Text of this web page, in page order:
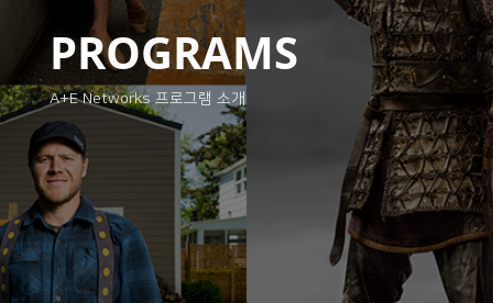
PROGRAMS
A+E Networks 프로그램 소개